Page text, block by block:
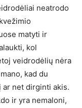
neatrodo
matyti ir
kol
veidrodėlių nėra
kad du
ar net dirginti akis.
ir yra nemaloni,